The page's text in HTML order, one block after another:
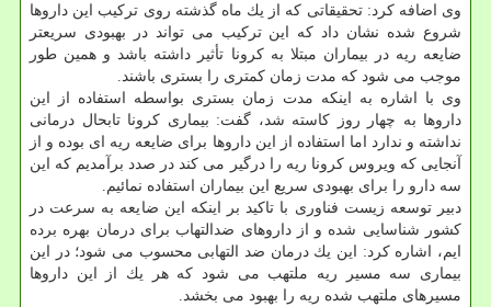
وی اضافه كرد: تحقیقاتی كه از یك ماه گذشته روی تركیب این داروها
شروع شده نشان داد كه این تركیب می تواند در بهبودی سریعتر
ضایعه ریه در بیماران مبتلا به كرونا تأثیر داشته باشد و همین طور
موجب می شود كه مدت زمان كمتری را بستری باشند.
وی با اشاره به اینكه مدت زمان بستری بواسطه استفاده از این
داروها به چهار روز كاسته شد، گفت: بیماری كرونا تابحال درمانی
نداشته و ندارد اما استفاده از این داروها برای ضایعه ریه ای بوده و از
آنجایی كه ویروس كرونا ریه را درگیر می كند در صدد برآمدیم كه این
سه دارو را برای بهبودی سریع این بیماران استفاده نمائیم.
دبیر توسعه زیست فناوری با تاكید بر اینكه این ضایعه به سرعت در
كشور شناسایی شده و از داروهای ضدالتهاب برای درمان بهره برده
ایم، اشاره كرد: این یك درمان ضد التهابی محسوب می شود؛ در این
بیماری سه مسیر ریه ملتهب می شود كه هر یك از این داروها
مسیرهای ملتهب شده ریه را بهبود می بخشد.